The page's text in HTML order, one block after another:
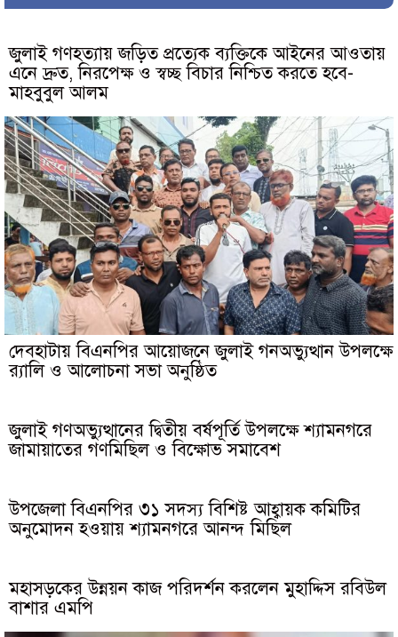
জুলাই গণহত্যায় জড়িত প্রত্যেক ব্যক্তিকে আইনের আওতায়
এনে দ্রুত, নিরপেক্ষ ও স্বচ্ছ বিচার নিশ্চিত করতে হবে-
মাহবুবুল আলম
দেবহাটায় বিএনপির আয়োজনে জুলাই গনঅভ্যুত্থান উপলক্ষে
র‍্যালি ও আলোচনা সভা অনুষ্ঠিত
জুলাই গণঅভ্যুত্থানের দ্বিতীয় বর্ষপূর্তি উপলক্ষে শ্যামনগরে
জামায়াতের গণমিছিল ও বিক্ষোভ সমাবেশ
উপজেলা বিএনপির ৩১ সদস্য বিশিষ্ট আহ্বায়ক কমিটির
অনুমোদন হওয়ায় শ্যামনগরে আনন্দ মিছিল
মহাসড়কের উন্নয়ন কাজ পরিদর্শন করলেন মুহাদ্দিস রবিউল
বাশার এমপি